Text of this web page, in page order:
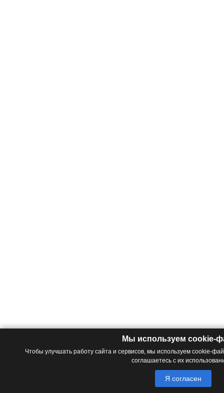
Мы используем cookie-
Чтобы улучшать работу сайта и сервисов, мы используем cookie-
соглашаетесь с их
Я согласен